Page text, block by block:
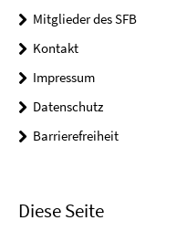
Mitglieder des SFB
Kontakt
Impressum
Datenschutz
Barrierefreiheit
Diese Seite